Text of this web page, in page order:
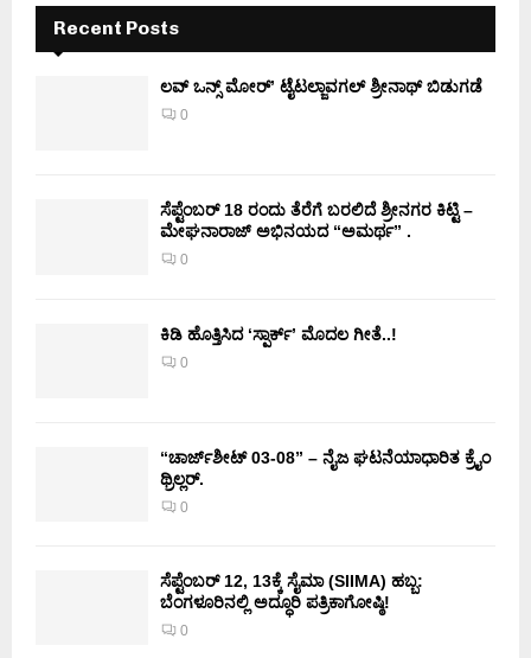
Recent Posts
ಲವ್ ಒನ್ಸ್ ಮೋರ್’ ಟೈಟಲ್ಜಾವಗಲ್ ಶ್ರೀನಾಥ್ ಬಿಡುಗಡೆ
0
ಸೆಪ್ಟೆಂಬರ್ 18 ರಂದು ತೆರೆಗೆ ಬರಲಿದೆ ಶ್ರೀನಗರ ಕಿಟ್ಟಿ –
ಮೇಘನಾರಾಜ್ ಅಭಿನಯದ “ಅಮರ್ಥ” .
0
ಕಿಡಿ‌‌ ಹೊತ್ತಿಸಿದ ‘ಸ್ಪಾರ್ಕ್’ ಮೊದಲ‌ ಗೀತೆ..!
0
“ಚಾರ್ಜ್‌ಶೀಟ್ 03-08” – ನೈಜ ಘಟನೆಯಾಧಾರಿತ ಕ್ರೈಂ
ಥ್ರಿಲ್ಲರ್.
0
ಸೆಪ್ಟೆಂಬರ್ 12, 13ಕ್ಕೆ ಸೈಮಾ (SIIMA) ಹಬ್ಬ:
ಬೆಂಗಳೂರಿನಲ್ಲಿ ಅದ್ಧೂರಿ ಪತ್ರಿಕಾಗೋಷ್ಠಿ!
0